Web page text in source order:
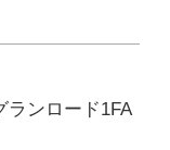
ランロード1FA